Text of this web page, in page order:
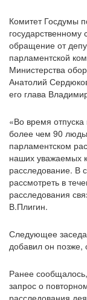
Комитет Госдумы
государственному
обращение от
парламентской
Министерства
Анатолий
его глава
«Во время
более чем 90
парламентском
наших уважаемых
расследование. В
рассмотреть в
расследования
В.Плигин.
Следующее
добавил он позже,
Ранее
запрос о
расследования